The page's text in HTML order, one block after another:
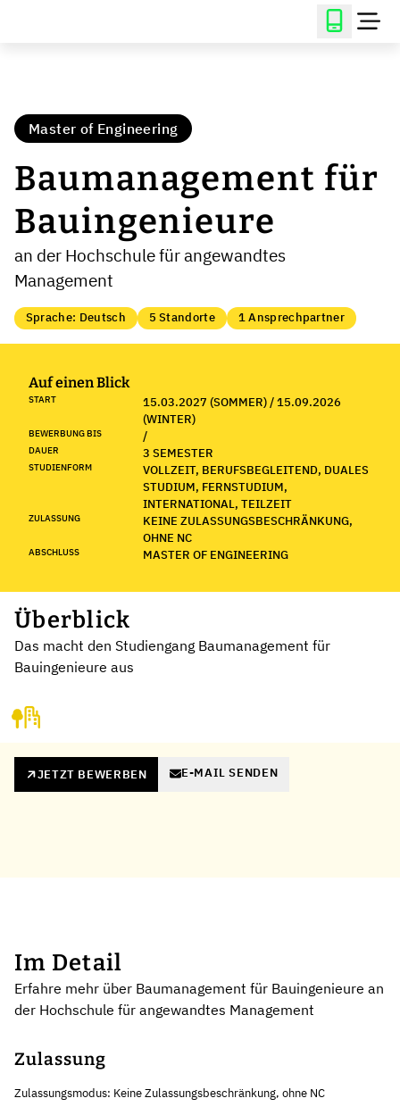
Master of Engineering
Baumanagement für
Bauingenieure
an der Hochschule für angewandtes
Management
Sprache: Deutsch 5 Standorte 1 Ansprechpartner
Auf einen Blick
START
15.03.2027 (SOMMER) / 15.09.2026
(WINTER)
BEWERBUNG BIS /
DAUER 3 SEMESTER
STUDIENFORM
VOLLZEIT, BERUFSBEGLEITEND, DUALES
STUDIUM, FERNSTUDIUM,
INTERNATIONAL, TEILZEIT
ZULASSUNG
KEINE ZULASSUNGSBESCHRÄNKUNG,
OHNE NC
ABSCHLUSS MASTER OF ENGINEERING
Überblick
Das macht den Studiengang Baumanagement für
Bauingenieure aus
JETZT BEWERBEN E-MAIL SENDEN
Im Detail
Erfahre mehr über Baumanagement für Bauingenieure an
der Hochschule für angewandtes Management
Zulassung
Zulassungsmodus: Keine Zulassungsbeschränkung, ohne NC